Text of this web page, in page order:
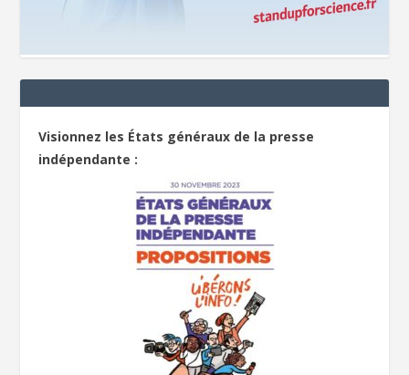
Visionnez les États généraux de la presse
indépendante :